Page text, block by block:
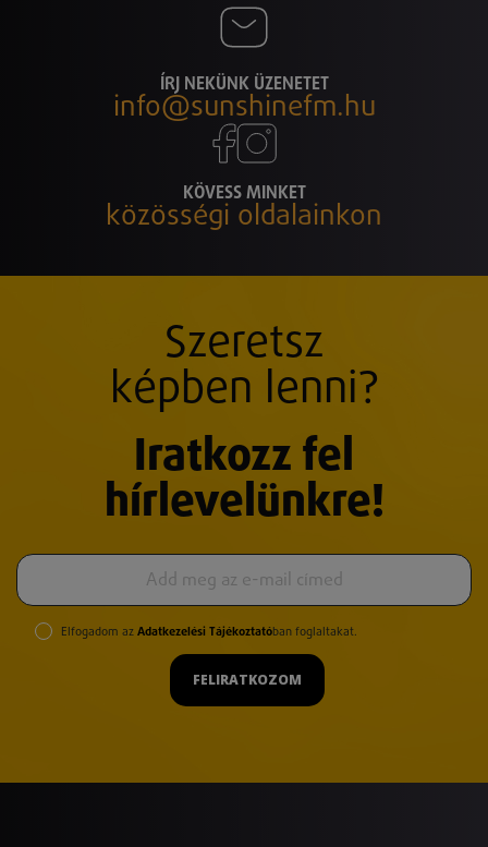
ÍRJ NEKÜNK ÜZENETET
info@sunshinefm.hu
KÖVESS MINKET
közösségi oldalainkon
Szeretsz
képben lenni?
Iratkozz fel
hírlevelünkre!
Elfogadom az Adatkezelési Tájékoztatóban foglaltakat.
FELIRATKOZOM